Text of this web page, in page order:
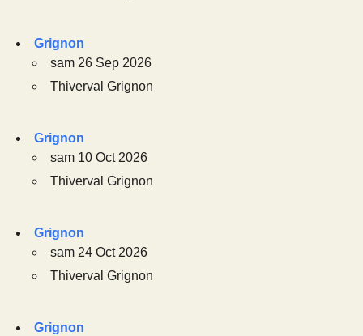
Grignon
sam 26 Sep 2026
Thiverval Grignon
Grignon
sam 10 Oct 2026
Thiverval Grignon
Grignon
sam 24 Oct 2026
Thiverval Grignon
Grignon